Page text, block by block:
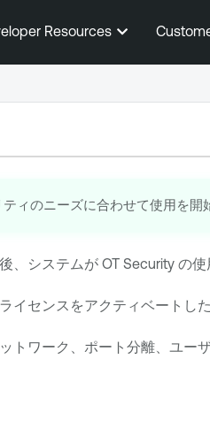
インコンテンツに移動する
Resources
ィのニーズに合わせて使用を開
、システムが OT Securityの使
イセンスをアクティベートした
トワーク、ポート分離、ユー